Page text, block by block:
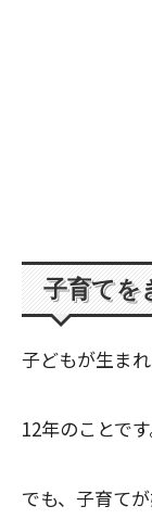
子育てを
子どもが生ま
12年のことです
でも、子育て